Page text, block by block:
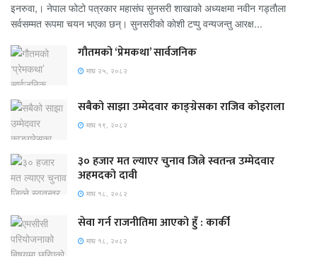
इनरुवा,। नेपाल फोटो पत्रकार महासंघ सुनसरी शाखाको अध्यक्षमा नवीन गड्ताैला
सर्वसम्मत रूपमा चयन भएका छन्। सुनसरीको काेशी टप्पु वन्यजन्तु आरक्ष...
गौतमको ‘प्रेमकथा’ सार्वजनिक
माघ २५, २०८२
सबैको साझा उम्मेदवार काङ्ग्रेसका राजिव कोइराला
माघ १९, २०८२
३० हजार मत ल्याएर चुनाव जित्ने स्वतन्त्र उम्मेदवार
अहमदको दावी
माघ १८, २०८२
सेवा गर्न राजनीतिमा आएको हुँ : कार्की
माघ १८, २०८२